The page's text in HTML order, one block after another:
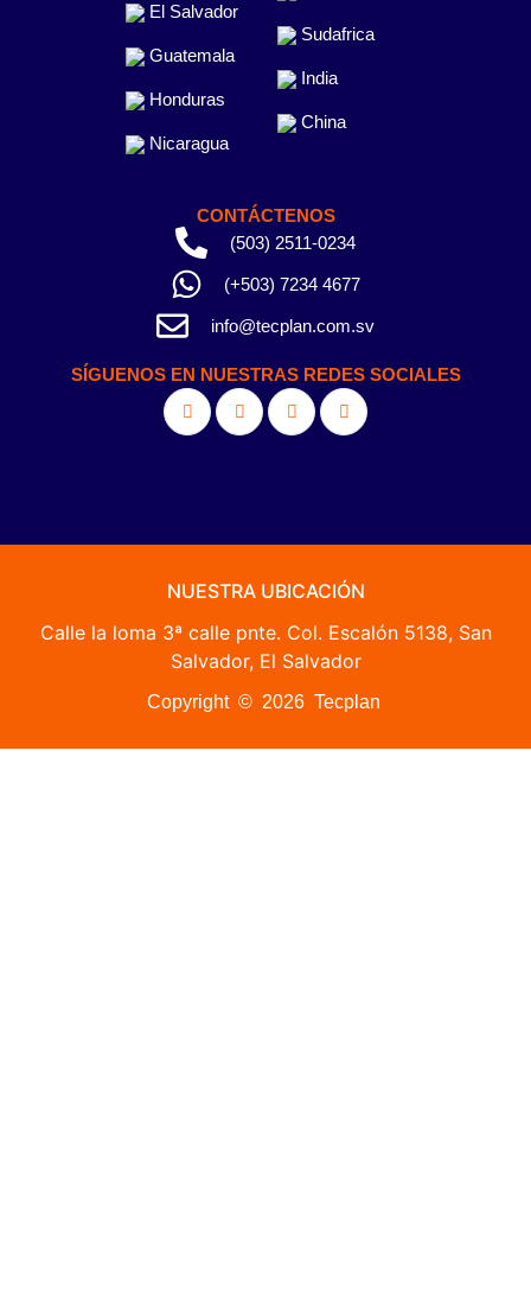
El Salvador
Guatemala
Honduras
Nicaragua
Sudafrica
India
China
CONTÁCTENOS
(503) 2511-0234
(+503) 7234 4677
info@tecplan.com.sv
SÍGUENOS EN NUESTRAS REDES SOCIALES
NUESTRA UBICACIÓN
Calle la loma 3ª calle pnte. Col. Escalón 5138, San
Salvador, El Salvador
Copyright © 2026 Tecplan